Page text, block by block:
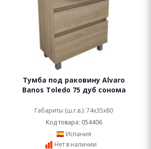
Тумба под раковину Alvaro
Banos Toledo 75 дуб сонома
Габариты (ш.г.в.): 74x35x80
Код товара: 054406
Испания
Нет в наличии